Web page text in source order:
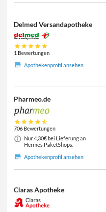
Delmed Versandapotheke
1 Bewertungen
Apothekenprofil ansehen
Pharmeo.de
706 Bewertungen
Nur 4,30€ bei Lieferung an
Hermes PaketShops.
Apothekenprofil ansehen
Claras Apotheke